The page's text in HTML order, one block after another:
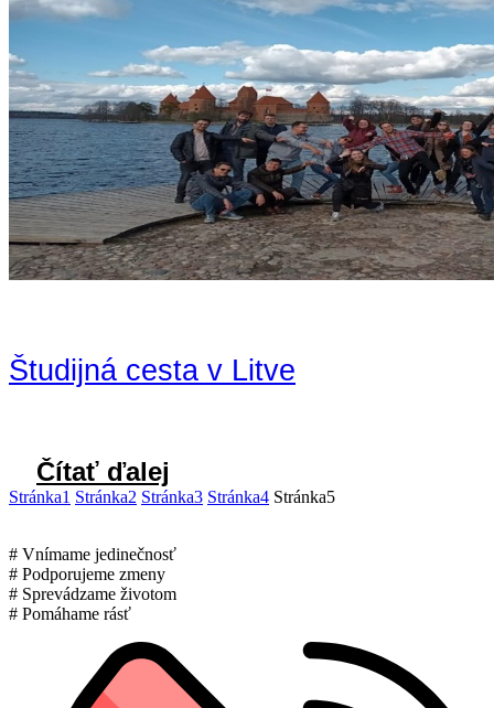
Študijná cesta v Litve
Čítať ďalej
Stránka1 Stránka2 Stránka3 Stránka4 Stránka5
# Vnímame jedinečnosť
# Podporujeme zmeny
# Sprevádzame životom
# Pomáhame rásť